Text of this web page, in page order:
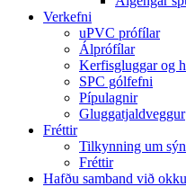
Verkefni
uPVC prófílar
Álprófílar
Kerfisgluggar og
SPC gólfefni
Pípulagnir
Gluggatjaldveggur
Fréttir
Tilkynning um
Fréttir
Hafðu samband við